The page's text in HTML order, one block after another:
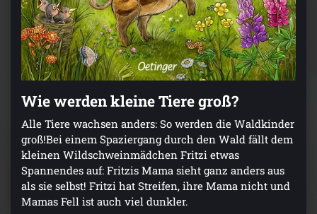
Wie werden kleine Tiere groß?
Alle Tiere wachsen anders: So werden die Waldkinder
groß!Bei einem Spaziergang durch den Wald fällt dem
kleinen Wildschweinmädchen Fritzi etwas
Spannendes auf: Fritzis Mama sieht ganz anders aus
als sie selbst! Fritzi hat Streifen, ihre Mama nicht und
Mamas Fell ist auch viel dunkler.